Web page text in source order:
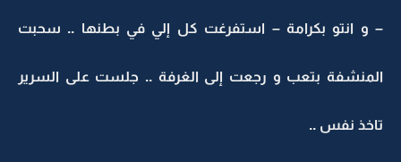
– و انتو بكرامة – استفرغت كل إلي في بطنها .. سحبت
المنشفة بتعب و رجعت إلى الغرفة .. جلست على السرير
تاخذ نفس ..